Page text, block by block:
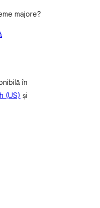
majore?
în
(US) și